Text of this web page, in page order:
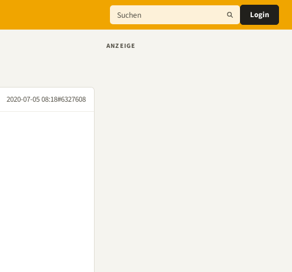
Login
2020-07-05 08:18#6327608
ANZEIGE